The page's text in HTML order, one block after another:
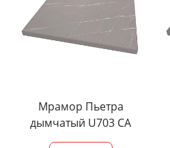
Мрамор Пьетра
дымчатый U703 CA